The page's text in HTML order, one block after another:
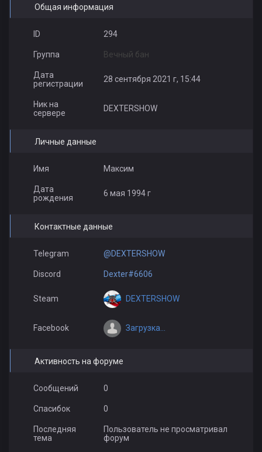
Общая информация
ID 294
Группа Вечный бан
Дата
регистрации
28 сентября 2021 г, 15:44
Ник на
сервере
DEXTERSHOW
Личные данные
Имя Максим
Дата
рождения
6 мая 1994 г
Контактные данные
Telegram @DEXTERSHOW
Discord Dexter#6606
Steam DEXTERSHOW
Facebook Загрузка...
Активность на форуме
Сообщений 0
Спасибок 0
Последняя
тема
Пользователь не просматривал
форум